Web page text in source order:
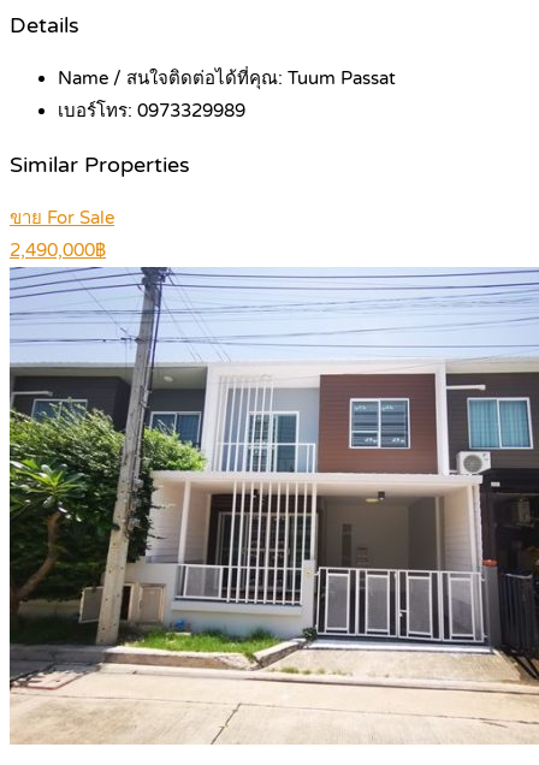
Details
Name / สนใจติดต่อได้ที่คุณ: Tuum Passat
เบอร์โทร: 0973329989
Similar Properties
ขาย For Sale
2,490,000฿